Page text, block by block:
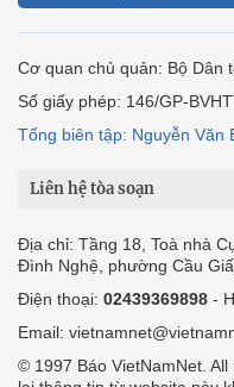
Cơ quan chủ quản: Bộ Dân
Số giấy phép: 146/GP-
Tổng biên tập: Nguyễn Văn
Liên hệ tòa soạn
Địa chỉ: Tầng 18, Toà nhà
Đình Nghệ, phường Cầu
Điện thoại: 02439369898 -
Email:
© 1997 Báo VietNamNet.